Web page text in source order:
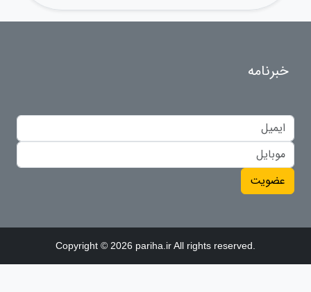
خبرنامه
عضویت
Copyright © 2026 pariha.ir All rights reserved.